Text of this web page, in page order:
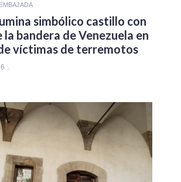
simbólico castillo con
la bandera de Venezuela en
víctimas de terremotos